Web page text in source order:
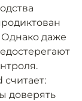
даже
доверять